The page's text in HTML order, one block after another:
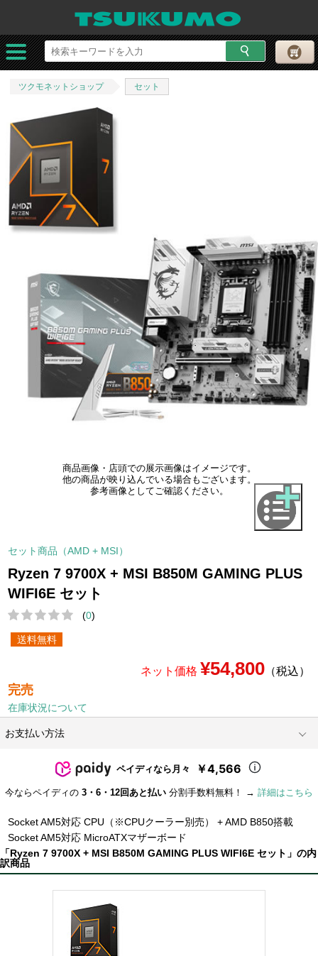
ツクモネットショップ セット
商品画像・店頭での展示画像はイメージです。
他の商品が映り込んでいる場合もございます。
参考画像としてご確認ください。
セット商品（AMD + MSI）
Ryzen 7 9700X + MSI B850M GAMING PLUS
WIFI6E セット
(0)
送料無料
ネット価格 ¥54,800（税込）
完売
在庫状況について
お支払い方法
ペイディなら月々 ￥4,566
今ならペイディの 3・6・12回あと払い 分割手数料無料！ → 詳細はこちら
Socket AM5対応 CPU（※CPUクーラー別売） + AMD B850搭載
Socket AM5対応 MicroATXマザーボード
「Ryzen 7 9700X + MSI B850M GAMING PLUS WIFI6E セット」の内
訳商品